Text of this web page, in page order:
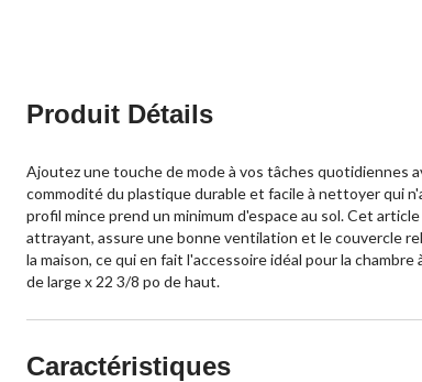
Produit Détails
Ajoutez une touche de mode à vos tâches quotidiennes
commodité du plastique durable et facile à nettoyer qui
profil mince prend un minimum d'espace au sol. Cet
attrayant, assure une bonne ventilation et le couvercle
la maison, ce qui en fait l'accessoire idéal pour la
de large x 22 3/8 po de haut.
Caractéristiques